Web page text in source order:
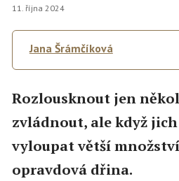
11. října 2024
Jana Šrámčíková
Rozlousknout jen
zvládnout, ale když
vyloupat větší
opravdová dřina.